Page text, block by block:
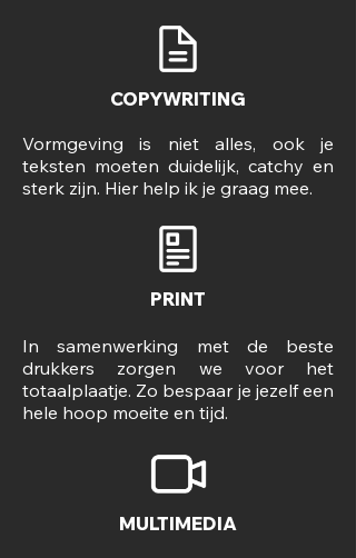
COPYWRITING
Vormgeving is niet alles, ook je
teksten moeten duidelijk, catchy en
sterk zijn. Hier help ik je graag mee.
PRINT
In samenwerking met de beste
drukkers zorgen we voor het
totaalplaatje. Zo bespaar je jezelf een
hele hoop moeite en tijd.
MULTIMEDIA